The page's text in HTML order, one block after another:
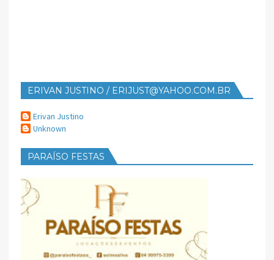
ERIVAN JUSTINO / ERIJUST@YAHOO.COM.BR
Erivan Justino
Unknown
PARAÍSO FESTAS